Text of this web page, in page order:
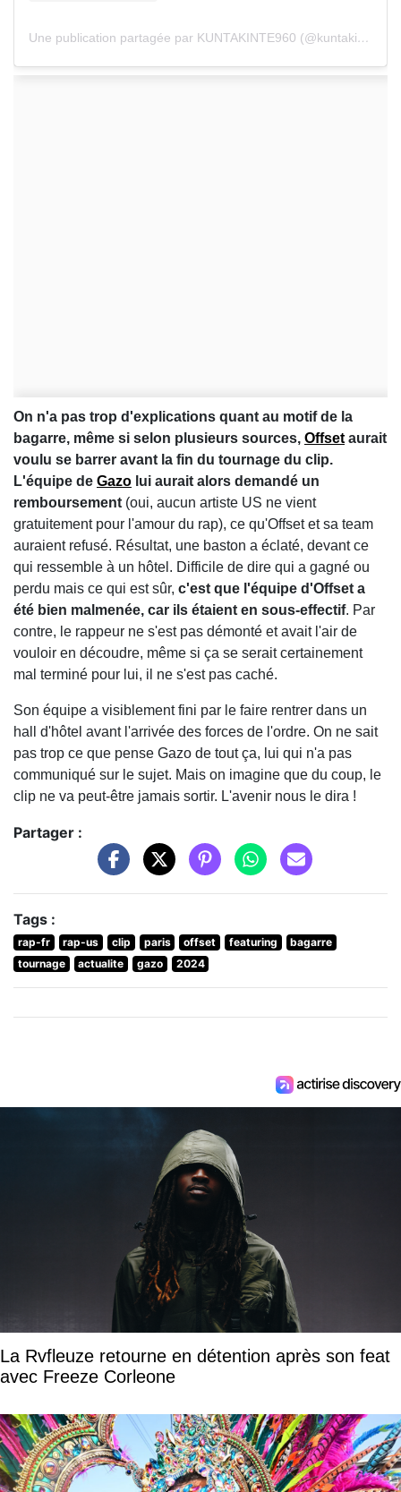
Une publication partagée par KUNTAKINTE960 (@kuntakinte960)
On n'a pas trop d'explications quant au motif de la
bagarre, même si selon plusieurs sources, Offset aurait
voulu se barrer avant la fin du tournage du clip.
L'équipe de Gazo lui aurait alors demandé un
remboursement (oui, aucun artiste US ne vient
gratuitement pour l'amour du rap), ce qu'Offset et sa team
auraient refusé. Résultat, une baston a éclaté, devant ce
qui ressemble à un hôtel. Difficile de dire qui a gagné ou
perdu mais ce qui est sûr, c'est que l'équipe d'Offset a
été bien malmenée, car ils étaient en sous-effectif. Par
contre, le rappeur ne s'est pas démonté et avait l'air de
vouloir en découdre, même si ça se serait certainement
mal terminé pour lui, il ne s'est pas caché.
Son équipe a visiblement fini par le faire rentrer dans un
hall d'hôtel avant l'arrivée des forces de l'ordre. On ne sait
pas trop ce que pense Gazo de tout ça, lui qui n'a pas
communiqué sur le sujet. Mais on imagine que du coup, le
clip ne va peut-être jamais sortir. L'avenir nous le dira !
Partager :
Tags :
rap-fr rap-us clip paris offset featuring
bagarre
tournage
actualite gazo 2024
La Rvfleuze retourne en détention après son feat
avec Freeze Corleone